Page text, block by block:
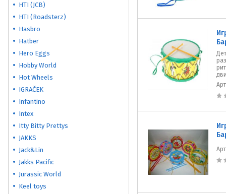
HTI (JCB)
HTI (Roadsterz)
Hasbro
Hatber
Hero Eggs
Hobby World
Hot Wheels
IGRAČEK
Infantino
Intex
Itty Bitty Prettys
JAKKS
Jack&Lin
Jakks Pacific
Jurassic World
Keel toys